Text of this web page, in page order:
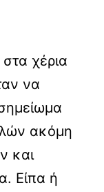
χέρια
να
ακόμη
και
Είπα ή